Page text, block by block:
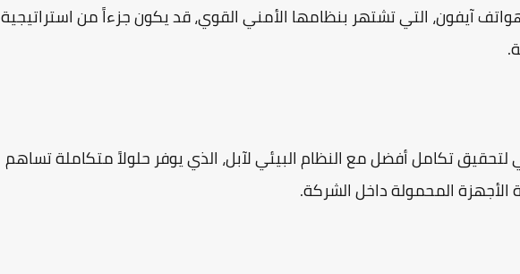
آيفون، التي تشتهر بنظامها الأمني القوي، قد يكون جزءاً من استراتيجية
تكامل أفضل مع النظام البيئي لآبل، الذي يوفر حلولاً متكاملة تساهم
الأجهزة المحمولة داخل الشركة.